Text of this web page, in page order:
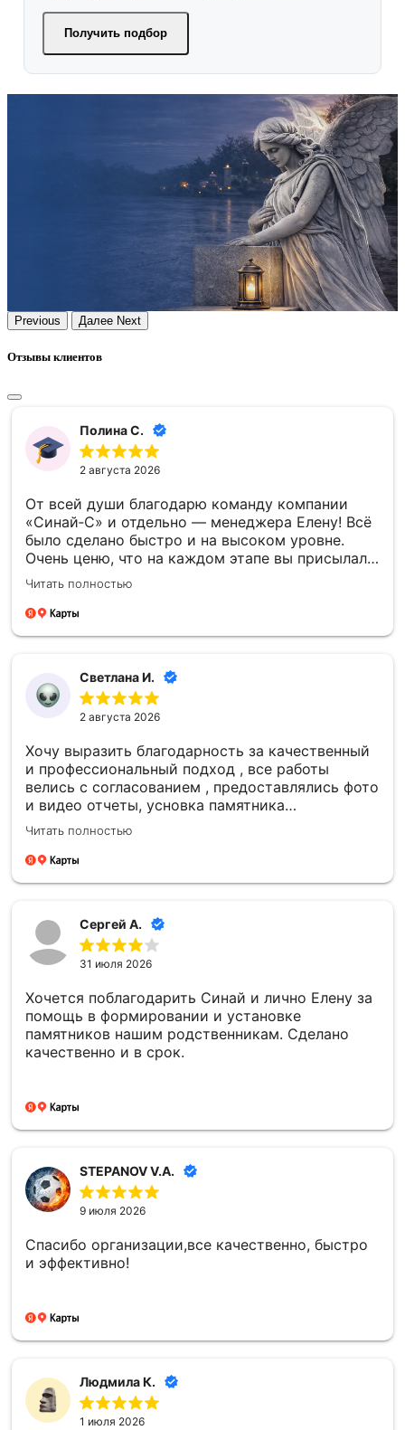
Получить подбор
Previous Далее Next
Отзывы клиентов
Полина С.
2 августа 2026
От всей души благодарю команду компании
«Синай‑С» и отдельно — менеджера Елену! Всё
было сделано быстро и на высоком уровне.
Очень ценю, что на каждом этапе вы присылали
фото- и видеоотчёты — это давало уверенность
и спокойствие. Отдельно спасибо за то, что
успели установить памятник к памятной
«Синай‑С» за чуткость, профессионализм и
проделанную работу! 🙏
Читать полностью
Светлана И.
2 августа 2026
Хочу выразить благодарность за качественный
и профессиональный подход , все работы
велись с согласованием , предоставлялись фото
и видео отчеты, усновка памятника
качественная , большое спасибо компании
Читать полностью
Сергей А.
31 июля 2026
Хочется поблагодарить Синай и лично Елену за
помощь в формировании и установке
памятников нашим родственникам. Сделано
качественно и в срок.
STEPANOV V.A.
9 июля 2026
Спасибо организации,все качественно, быстро
и эффективно!
Людмила К.
1 июля 2026